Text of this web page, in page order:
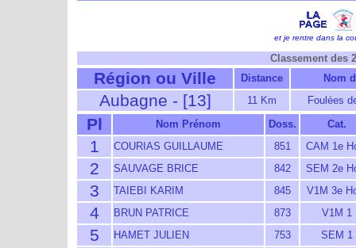
et je rentre dans la
Classement des
Région ou Ville Distance Nom
Aubagne - [13] 11 Km Foulées
Pl Nom Prénom Doss. Cat.
1 COURIAS GUILLAUME 851 CAM 1e
2 SAUVAGE BRICE 842 SEM 2e
3 TAIEBI KARIM 845 V1M 3e
4 BRUN PATRICE 873 V1M 1
5 HAMET JULIEN 753 SEM 1